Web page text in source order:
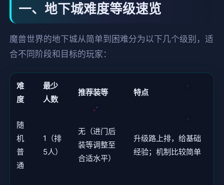
一、地下城难度等级速览
魔兽世界的地下城从简单到困难分为以下几个级别，适
合不同阶段和目标的玩家：
难
度
最少
人数
推荐装等 特点
随
机
普
通
1（排
5人）
无（进门后
装等调整至
合适水平）
升级路上排，给基础
经验；机制比较简单